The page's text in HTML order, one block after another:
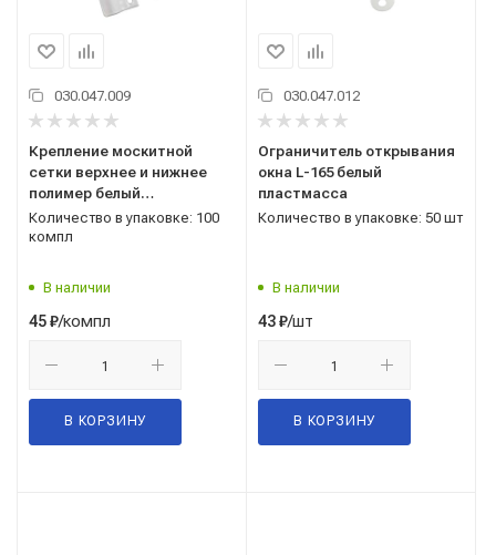
030.047.009
Крепление москитной
сетки верхнее и нижнее
полимер белый
(комплект-4шт)
Количество в упаковке: 100
компл
В наличии
45₽/компл
В КОРЗИНУ
030.047.012
Ограничитель открывания
окна L-165 белый
пластмасса
Количество в упаковке: 50 шт
В наличии
43₽/шт
В КОРЗИНУ